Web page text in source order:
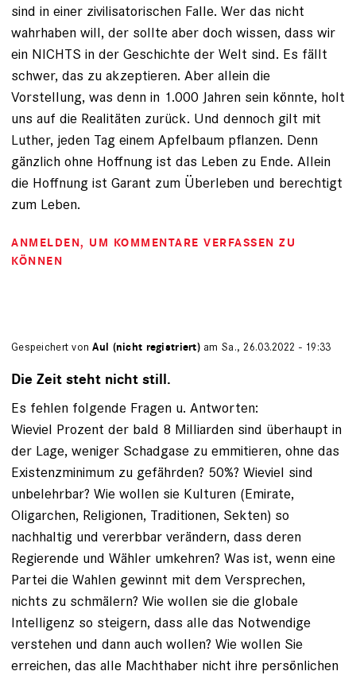
sind in einer zivilisatorischen Falle. Wer das nicht
wahrhaben will, der sollte aber doch wissen, dass wir
ein NICHTS in der Geschichte der Welt sind. Es fällt
schwer, das zu akzeptieren. Aber allein die
Vorstellung, was denn in 1.000 Jahren sein könnte, holt
uns auf die Realitäten zurück. Und dennoch gilt mit
Luther, jeden Tag einem Apfelbaum pflanzen. Denn
gänzlich ohne Hoffnung ist das Leben zu Ende. Allein
die Hoffnung ist Garant zum Überleben und berechtigt
zum Leben.
ANMELDEN, UM KOMMENTARE VERFASSEN ZU
KÖNNEN
Gespeichert vonAul (nicht registriert)am Sa., 26.03.2022 - 19:33
Die Zeit steht nicht still.
Es fehlen folgende Fragen u. Antworten:
Wieviel Prozent der bald 8 Milliarden sind überhaupt in
der Lage, weniger Schadgase zu emmitieren, ohne das
Existenzminimum zu gefährden? 50%? Wieviel sind
unbelehrbar? Wie wollen sie Kulturen (Emirate,
Oligarchen, Religionen, Traditionen, Sekten) so
nachhaltig und vererbbar verändern, dass deren
Regierende und Wähler umkehren? Was ist, wenn eine
Partei die Wahlen gewinnt mit dem Versprechen,
nichts zu schmälern? Wie wollen sie die globale
Intelligenz so steigern, dass alle das Notwendige
verstehen und dann auch wollen? Wie wollen Sie
erreichen, das alle Machthaber nicht ihre persönlichen